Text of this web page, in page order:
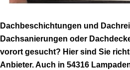
Dachbeschichtungen und
Dachsanierungen oder
vorort gesucht? Hier sind Sie
Anbieter. Auch in 54316